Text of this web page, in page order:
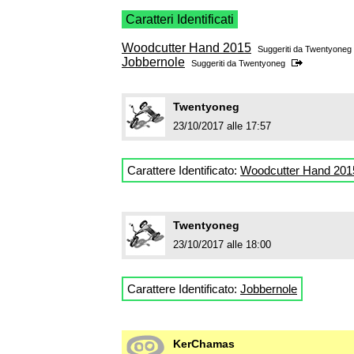
Caratteri Identificati
Woodcutter Hand 2015 Suggeriti da Twentyoneg
Jobbernole Suggeriti da Twentyoneg
Twentyoneg
23/10/2017 alle 17:57
Carattere Identificato: Woodcutter Hand
Twentyoneg
23/10/2017 alle 18:00
Carattere Identificato: Jobbernole
KerChamas